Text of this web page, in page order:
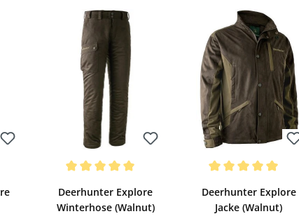
Bewerten
Deerhunter Explore
Winterhose (Walnut)
Bewerten
Deerhunter Explore
Jacke (Walnut)